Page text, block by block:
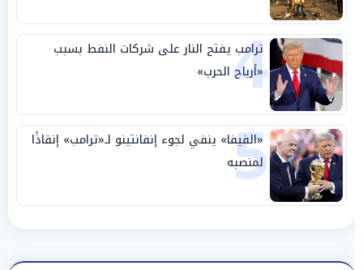
4
ترامب يفتح النار على شركات النفط بسبب
«أرباح الحرب»
5
«الفيفا» ينفي لجوء إنفانتينو لـ«ترامب» إنقاذًا
لمنصبه